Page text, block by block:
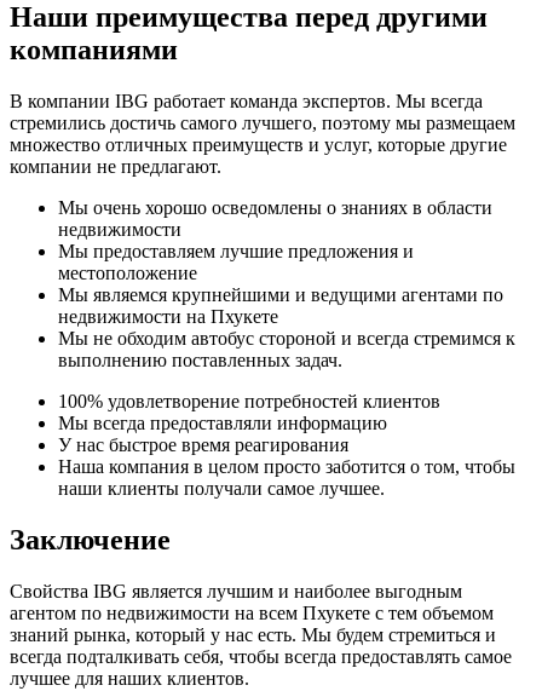
Наши преимущества перед другими
компаниями
В компании IBG работает команда экспертов. Мы всегда
стремились достичь самого лучшего, поэтому мы размещаем
множество отличных преимуществ и услуг, которые другие
компании не предлагают.
Мы очень хорошо осведомлены о знаниях в области
недвижимости
Мы предоставляем лучшие предложения и
местоположение
Мы являемся крупнейшими и ведущими агентами по
недвижимости на Пхукете
Мы не обходим автобус стороной и всегда стремимся к
выполнению поставленных задач.
100% удовлетворение потребностей клиентов
Мы всегда предоставляли информацию
У нас быстрое время реагирования
Наша компания в целом просто заботится о том, чтобы
наши клиенты получали самое лучшее.
Заключение
Свойства IBG является лучшим и наиболее выгодным
агентом по недвижимости на всем Пхукете с тем объемом
знаний рынка, который у нас есть. Мы будем стремиться и
всегда подталкивать себя, чтобы всегда предоставлять самое
лучшее для наших клиентов.